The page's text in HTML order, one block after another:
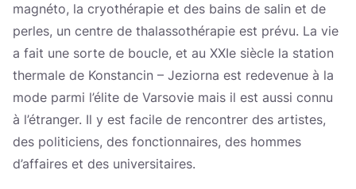
magnéto, la cryothérapie et des bains de salin et de
perles, un centre de thalassothérapie est prévu. La vie
a fait une sorte de boucle, et au XXIe siècle la station
thermale de Konstancin – Jeziorna est redevenue à la
mode parmi l’élite de Varsovie mais il est aussi connu
à l’étranger. Il y est facile de rencontrer des artistes,
des politiciens, des fonctionnaires, des hommes
d’affaires et des universitaires.